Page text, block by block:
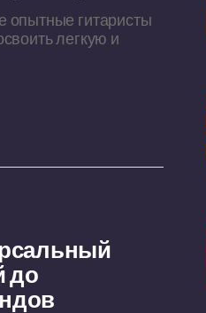
гитаристы
легкую и
до